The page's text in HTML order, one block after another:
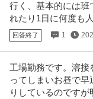
行く、基本的には班
れたり1日に何度も
です。
回答終了 1
工場勤務です。溶
ってしまいお昼で早
りしているのです